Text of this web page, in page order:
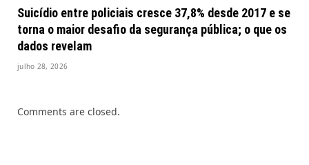
Suicídio entre policiais cresce 37,8% desde 2017 e se
torna o maior desafio da segurança pública; o que os
dados revelam
julho 28, 2026
Comments are closed.